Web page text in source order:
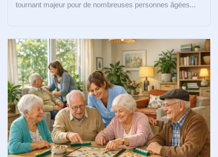
tournant majeur pour de nombreuses personnes âgées...